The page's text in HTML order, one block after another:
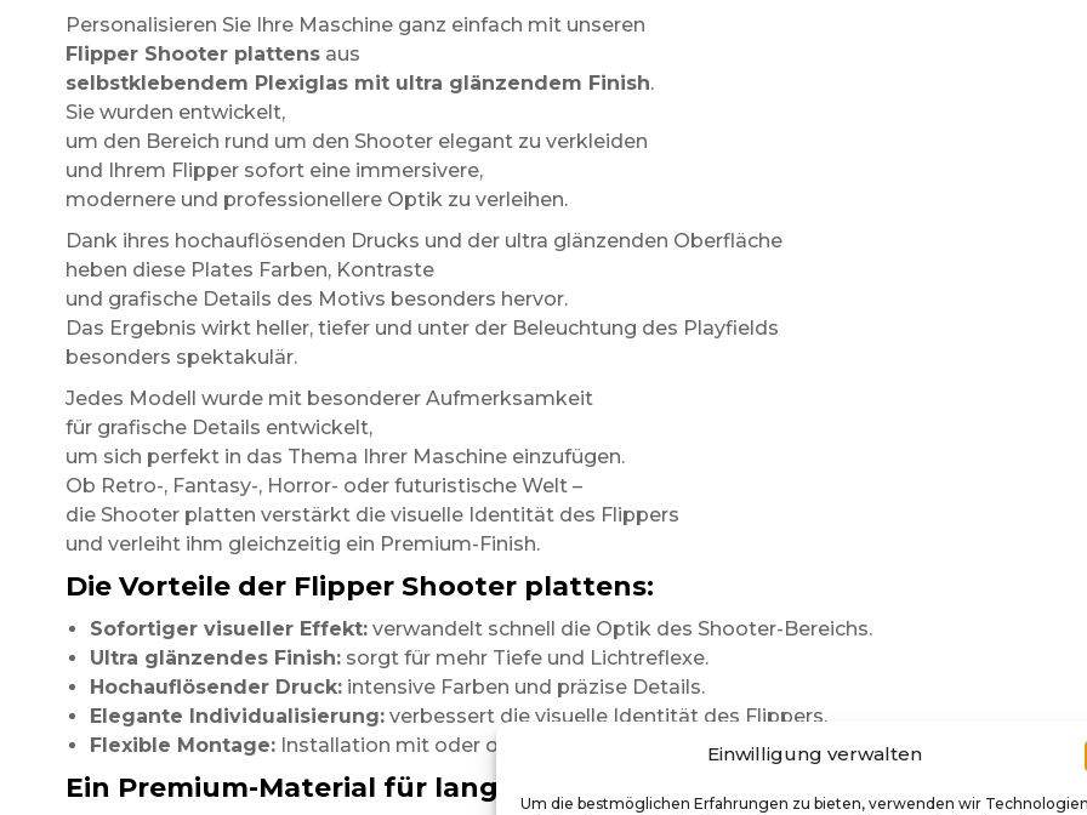
Einwilligung verwalten
Um die bestmöglichen Erfahrungen zu bieten, verwenden wir
Personalisieren Sie Ihre Maschine ganz einfach mit unseren
Flipper Shooter plattensaus
selbstklebendem Plexiglas mit ultra glänzendem Finish.
Sie wurden entwickelt,
um den Bereich rund um den Shooter elegant zu verkleiden
und Ihrem Flipper sofort eine immersivere,
modernere und professionellere Optik zu verleihen.
Dank ihres hochauflösenden Drucks und der ultra glänzenden Oberfläche
heben diese Plates Farben, Kontraste
und grafische Details des Motivs besonders hervor.
Das Ergebnis wirkt heller, tiefer und unter der Beleuchtung des Playfields
besonders spektakulär.
Jedes Modell wurde mit besonderer Aufmerksamkeit
für grafische Details entwickelt,
um sich perfekt in das Thema Ihrer Maschine einzufügen.
Ob Retro-, Fantasy-, Horror- oder futuristische Welt –
die Shooter platten verstärkt die visuelle Identität des Flippers
und verleiht ihm gleichzeitig ein Premium-Finish.
Die Vorteile der Flipper Shooter plattens:
Sofortiger visueller Effekt:verwandelt schnell die Optik des Shooter-Bereichs.
Ultra glänzendes Finish:sorgt für mehr Tiefe und Lichtreflexe.
Hochauflösender Druck:intensive Farben und präzise Details.
Elegante Individualisierung:verbessert die visuelle Identität des Flippers.
Flexible Montage:Installation mit oder ohne Demontage des Shooters möglich.
Ein Premium-Material für lange Haltbarkeit